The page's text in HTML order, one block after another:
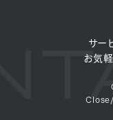
サー
お気
Close/